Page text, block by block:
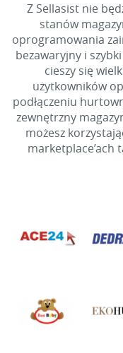
Z Sellasist nie
stanów
oprogramowania
bezawaryjny i
cieszy się
użytkowników
podłączeniu
zewnętrzny
możesz
marketplace’ach